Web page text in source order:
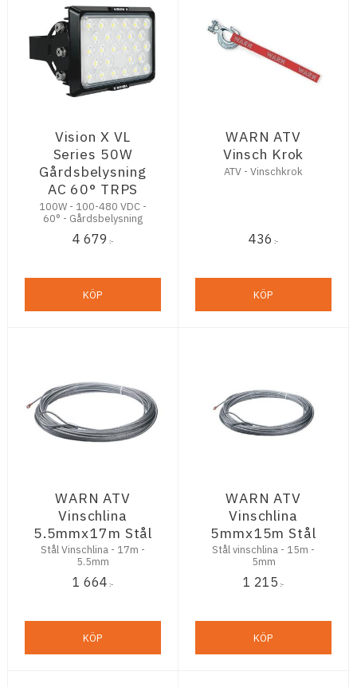
Vision X VL
Series 50W
Gårdsbelysning
AC 60° TRPS
100W - 100-480 VDC -
60° - Gårdsbelysning
4 679 :-
KÖP
WARN ATV
Vinsch Krok
ATV - Vinschkrok
436 :-
KÖP
WARN ATV
Vinschlina
5.5mmx17m Stål
Stål Vinschlina - 17m -
5.5mm
1 664 :-
KÖP
WARN ATV
Vinschlina
5mmx15m Stål
Stål vinschlina - 15m -
5mm
1 215 :-
KÖP